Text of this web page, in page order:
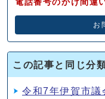
電話番号のかけ間違
お
この記事と同じ分
令和7年伊賀市